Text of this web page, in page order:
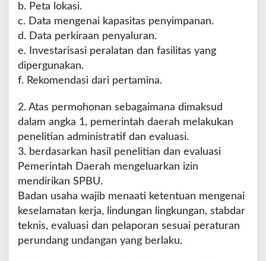
b. Peta lokasi.
c. Data mengenai kapasitas penyimpanan.
d. Data perkiraan penyaluran.
e. Investarisasi peralatan dan fasilitas yang
dipergunakan.
f. Rekomendasi dari pertamina.
2. Atas permohonan sebagaimana dimaksud
dalam angka 1, pemerintah daerah melakukan
penelitian administratif dan evaluasi.
3. berdasarkan hasil penelitian dan evaluasi
Pemerintah Daerah mengeluarkan izin
mendirikan SPBU.
Badan usaha wajib menaati ketentuan mengenai
keselamatan kerja, lindungan lingkungan, stabdar
teknis, evaluasi dan pelaporan sesuai peraturan
perundang undangan yang berlaku.